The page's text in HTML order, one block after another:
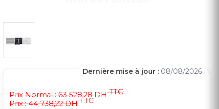
Prix Normal :63 528,28 DHTTC
Prix : 44 738,22 DHTTC
Dernière mise à jour : 08/08/2026